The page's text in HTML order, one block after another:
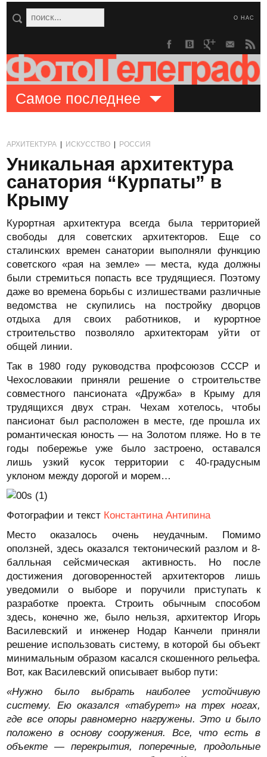
О НАС
Самое последнее
АРХИТЕКТУРА ИСКУССТВО РОССИЯ
Уникальная архитектура
санатория “Курпаты” в
Крыму
Курортная архитектура всегда была территорией
свободы для советских архитекторов. Еще со
сталинских времен санатории выполняли функцию
советского «рая на земле» — места, куда должны
были стремиться попасть все трудящиеся. Поэтому
даже во времена борьбы с излишествами различные
ведомства не скупились на постройку дворцов
отдыха для своих работников, и курортное
строительство позволяло архитекторам уйти от
общей линии.
Так в 1980 году руководства профсоюзов СССР и
Чехословакии приняли решение о строительстве
совместного пансионата «Дружба» в Крыму для
трудящихся двух стран. Чехам хотелось, чтобы
пансионат был расположен в месте, где прошла их
романтическая юность — на Золотом пляже. Но в те
годы побережье уже было застроено, оставался
лишь узкий кусок территории с 40-градусным
уклоном между дорогой и морем…
Фотографии и текст Константина Антипина
Место оказалось очень неудачным. Помимо
оползней, здесь оказался тектонический разлом и 8-
балльная сейсмическая активность. Но после
достижения договоренностей архитекторов лишь
уведомили о выборе и поручили приступать к
разработке проекта. Строить обычным способом
здесь, конечно же, было нельзя, архитектор Игорь
Василевский и инженер Нодар Канчели приняли
решение использовать систему, в которой бы объект
минимальным образом касался скошенного рельефа.
Вот, как Василевский описывает выбор пути:
«Нужно было выбрать наиболее устойчивую
систему. Ею оказался «табурет» на трех ногах,
где все опоры равномерно нагружены. Это и было
положено в основу сооружения. Все, что есть в
объекте — перекрытия, поперечные, продольные